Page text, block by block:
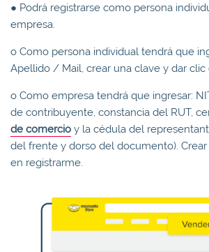
● Podrá registrarse como persona
empresa.
o Como persona individual tendrá que
Apellido / Mail, crear una clave y dar clic
o Como empresa tendrá que ingresar:
de contribuyente, constancia del RUT,
de comercio y la cédula del
del frente y dorso del documento).
en registrarme.